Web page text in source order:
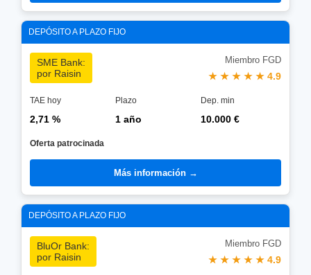
DEPÓSITO A PLAZO FIJO
SME Bank:
por Raisin
Miembro FGD
★ ★ ★ ★ ★ 4.9
TAE hoy Plazo Dep. min
2,71 % 1 año 10.000 €
Oferta patrocinada
Más información →
DEPÓSITO A PLAZO FIJO
BluOr Bank:
por Raisin
Miembro FGD
★ ★ ★ ★ ★ 4.9